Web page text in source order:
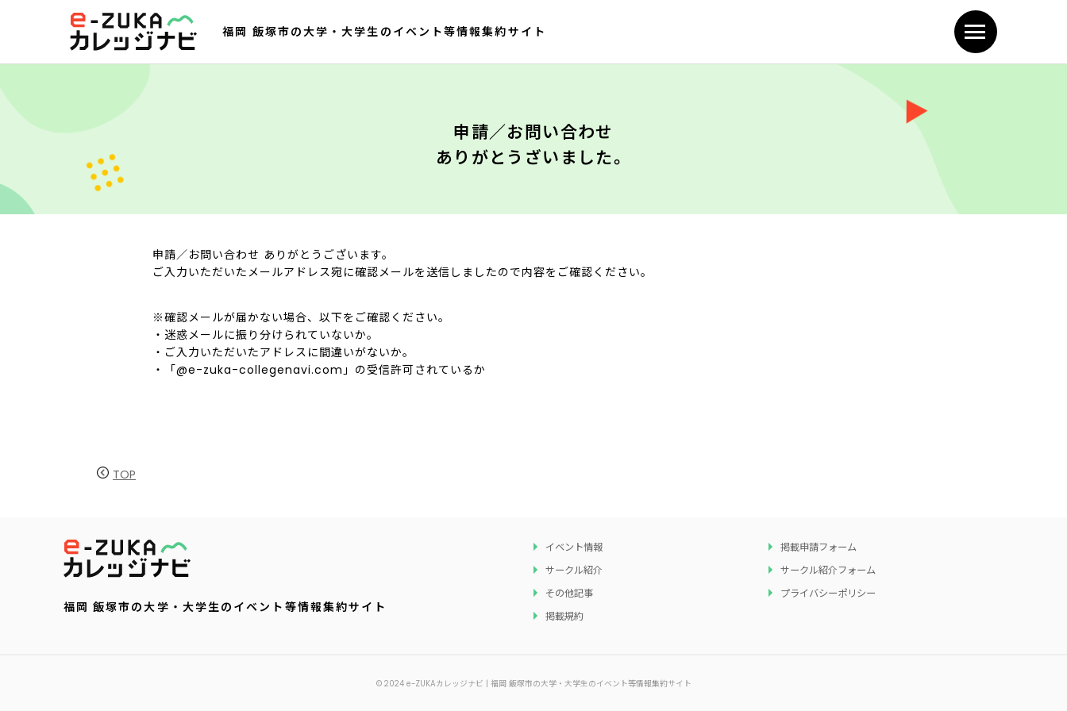
福岡 飯塚市の大学・大学生のイベント等情報集約サイト
申請／お問い合わせ
ありがとうざいました。
申請／お問い合わせ ありがとうございます。
ご入力いただいたメールアドレス宛に確認メールを送信しましたので内容をご確認ください。
※確認メールが届かない場合、以下をご確認ください。
・迷惑メールに振り分けられていないか。
・ご入力いただいたアドレスに間違いがないか。
・「@e-zuka-collegenavi.com」の受信許可されているか
TOP
福岡 飯塚市の大学・大学生のイベント等情報集約サイト
イベント情報
掲載申請フォーム
サークル紹介
サークル紹介フォーム
その他記事
プライバシーポリシー
掲載規約
© 2024 e-ZUKAカレッジナビ | 福岡 飯塚市の大学・大学生のイベント等情報集約サイト